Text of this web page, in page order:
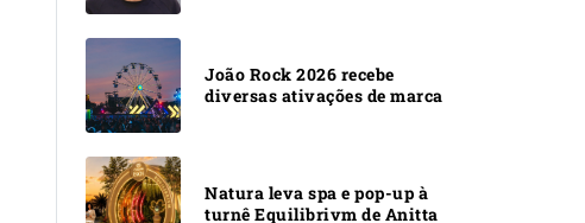
João Rock 2026 recebe
diversas ativações de marca
Natura leva spa e pop-up à
turnê Equilibrivm de Anitta